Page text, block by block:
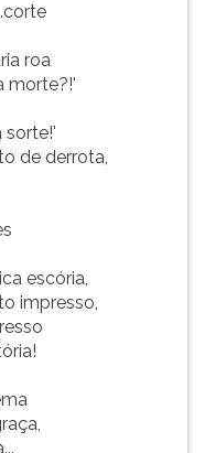
roa
morte?!'
sorte!'
de derrota,
escória,
impresso,